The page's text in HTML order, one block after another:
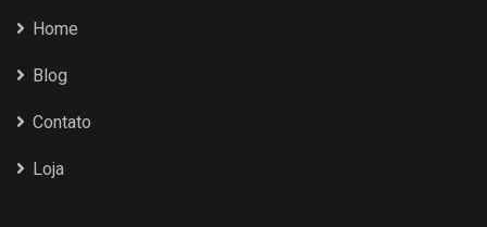
Home
Blog
Contato
Loja